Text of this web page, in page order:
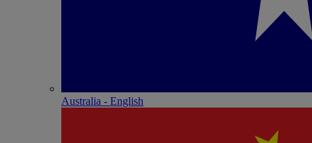
Australia - English